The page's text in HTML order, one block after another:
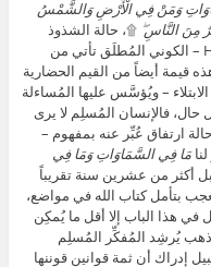
وَمَنْ فِي الْأَرْضِ وَالشَّمْسُ
مِنَ النَّاسِ ۩، حالة الشذوذ
فقط – الانكسار – في هذا التناغم – Harmony – الكوني المُطلَق تأتي من
قيمة أيضاً من القيم الحضارية
– ويُؤسَّس عليها المُساءلة
حال، فالإنسان المُسلِم لا يرى
ارتفاق عُبِّر عنه بمفهوم –
مَا فِي السَّمَاوَاتِ وَمَا فِي
أكثر من عشرين سنة تقريباً
بتأمل كتاب الله في مواضع،
في هذا الباب إلا أقل ما يُمكِن
ذهب يُرشِد المُفكِّر المُسلِم
إدراك أن ثمة قوانين قوننها